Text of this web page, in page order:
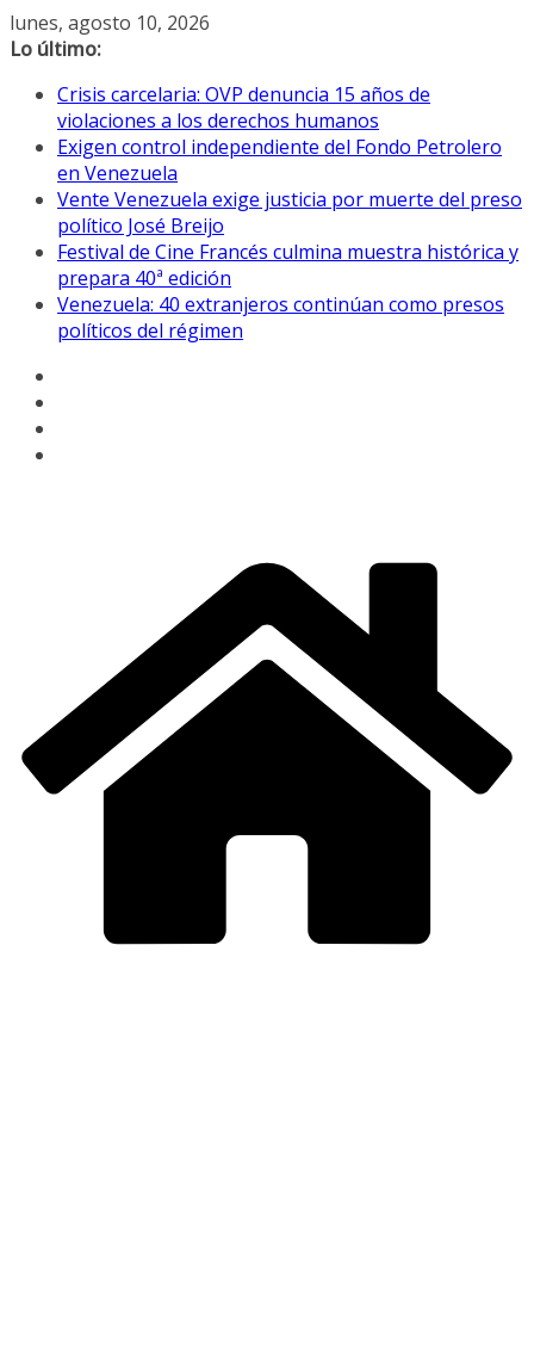
Saltar
al
lunes, agosto 10, 2026
Lo último:
Crisis carcelaria: OVP denuncia 15 años de
violaciones a los derechos humanos
Exigen control independiente del Fondo Petrolero
en Venezuela
Vente Venezuela exige justicia por muerte del preso
político José Breijo
Festival de Cine Francés culmina muestra histórica y
prepara 40ª edición
Venezuela: 40 extranjeros continúan como presos
políticos del régimen